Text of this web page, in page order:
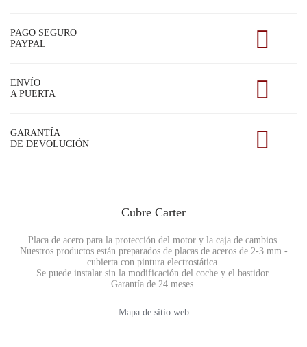
PAGO SEGURO
PAYPAL
ENVÍO
A PUERTA
GARANTÍA
DE DEVOLUCIÓN
Cubre Carter
Placa de acero para la protección del motor y la caja de cambios.
Nuestros productos están preparados de placas de aceros de 2-3 mm -
cubierta con pintura electrostática.
Se puede instalar sin la modificación del coche y el bastidor.
Garantía de 24 meses.
Mapa de sitio web